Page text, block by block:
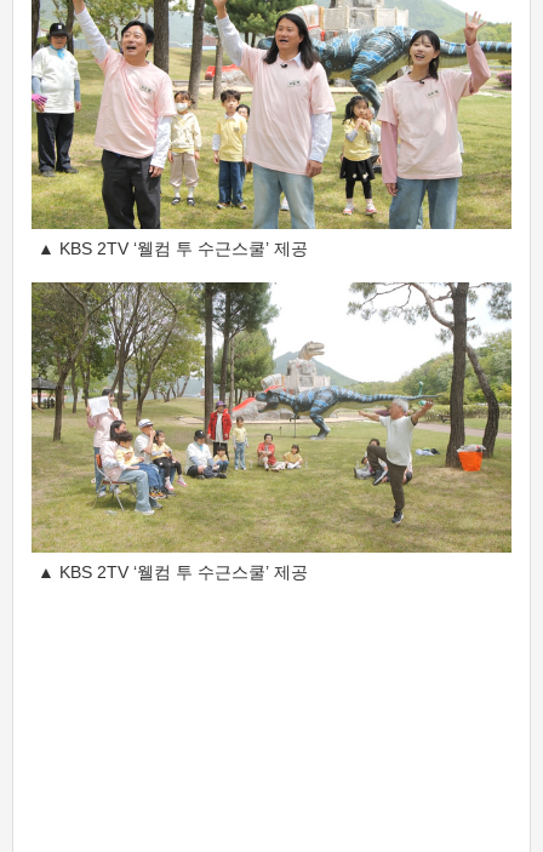
▲ KBS 2TV ‘웰컴 투 수근스쿨’ 제공
▲ KBS 2TV ‘웰컴 투 수근스쿨’ 제공